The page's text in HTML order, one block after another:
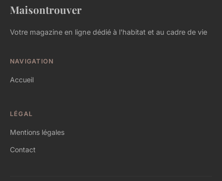
Maisontrouver
Votre magazine en ligne dédié à l'habitat et au cadre de vie
NAVIGATION
Accueil
LÉGAL
Mentions légales
Contact